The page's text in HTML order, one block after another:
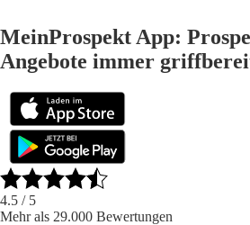
MeinProspekt App:
Angebote immer
4.5 / 5
Mehr als 29.000 Bewertungen